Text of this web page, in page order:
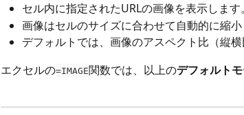
セル内に指定されたURLの画像を表示します。
画像はセルのサイズに合わせて自動的に縮小
デフォルトでは、画像のアスペクト比（縦横
エクセルの=IMAGE関数では、以上のデフォルト